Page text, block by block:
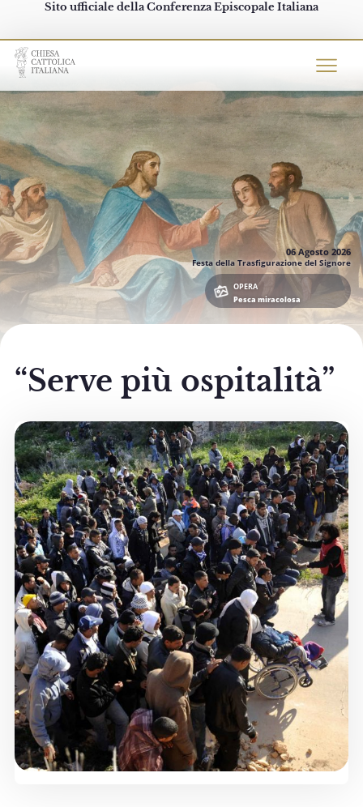
Sito ufficiale della Conferenza Episcopale Italiana
Chiesacattolica.it
06 Agosto 2026
Festa della Trasfigurazione del Signore
OPERA
Pesca miracolosa
“Serve più ospitalità”